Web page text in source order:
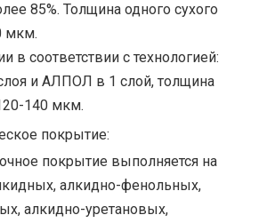
85%. Толщина одного сухого
мкм.
в соответствии с технологией:
и АЛПОЛ в 1 слой, толщина
140 мкм.
покрытие:
покрытие выполняется на
алкидно-фенольных,
алкидно-уретановых,